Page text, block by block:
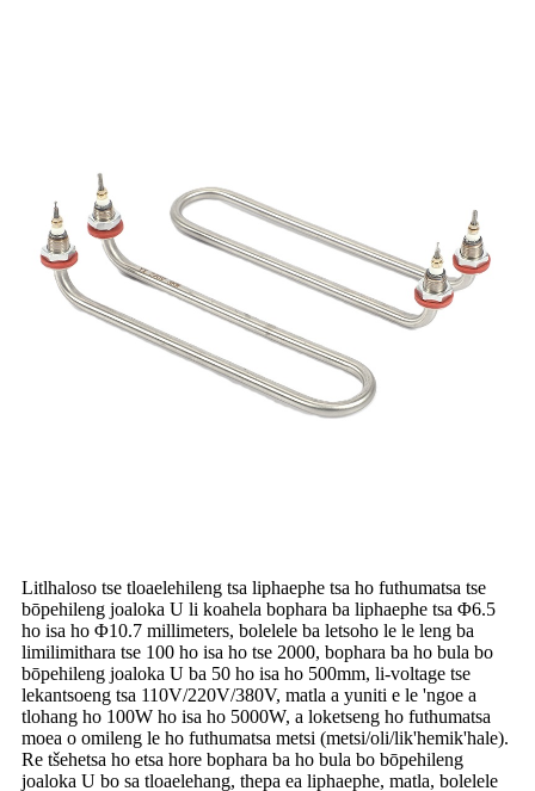
Litlhaloso tse tloaelehileng tsa liphaephe tsa ho futhumatsa tse
bōpehileng joaloka U li koahela bophara ba liphaephe tsa Φ6.5
ho isa ho Φ10.7 millimeters, bolelele ba letsoho le le leng ba
limilimithara tse 100 ho isa ho tse 2000, bophara ba ho bula bo
bōpehileng joaloka U ba 50 ho isa ho 500mm, li-voltage tse
lekantsoeng tsa 110V/220V/380V, matla a yuniti e le 'ngoe a
tlohang ho 100W ho isa ho 5000W, a loketseng ho futhumatsa
moea o omileng le ho futhumatsa metsi (metsi/oli/lik'hemik'hale).
Re tšehetsa ho etsa hore bophara ba ho bula bo bōpehileng
joaloka U bo sa tloaelehang, thepa ea liphaephe, matla, bolelele